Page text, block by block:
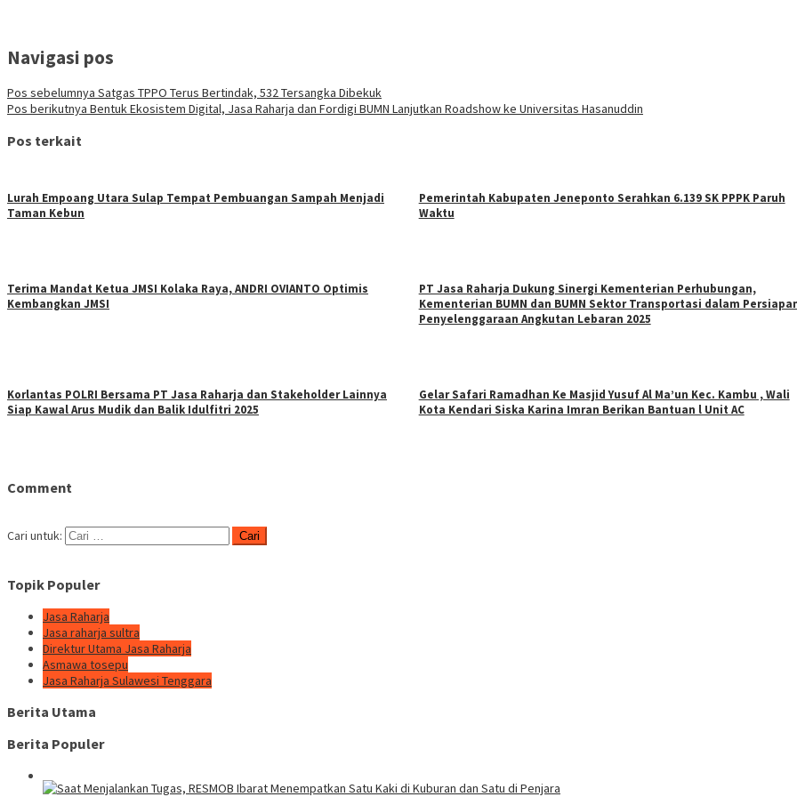
Navigasi pos
Pos sebelumnya Satgas TPPO Terus Bertindak, 532 Tersangka Dibekuk
Pos berikutnya Bentuk Ekosistem Digital, Jasa Raharja dan Fordigi BUMN Lanjutkan Roadshow ke Universitas Hasanuddin
Pos terkait
Lurah Empoang Utara Sulap Tempat Pembuangan Sampah Menjadi
Taman Kebun
Pemerintah Kabupaten Jeneponto Serahkan 6.139 SK PPPK Paruh
Waktu
Terima Mandat Ketua JMSI Kolaka Raya, ANDRI OVIANTO Optimis
Kembangkan JMSI
PT Jasa Raharja Dukung Sinergi Kementerian Perhubungan,
Kementerian BUMN dan BUMN Sektor Transportasi dalam
Penyelenggaraan Angkutan Lebaran 2025
Korlantas POLRI Bersama PT Jasa Raharja dan Stakeholder Lainnya
Siap Kawal Arus Mudik dan Balik Idulfitri 2025
Gelar Safari Ramadhan Ke Masjid Yusuf Al Ma’un Kec. Kambu , Wali
Kota Kendari Siska Karina Imran Berikan Bantuan l Unit AC
Comment
Cari untuk:
Topik Populer
Jasa Raharja
Jasa raharja sultra
Direktur Utama Jasa Raharja
Asmawa tosepu
Jasa Raharja Sulawesi Tenggara
Berita Utama
Berita Populer